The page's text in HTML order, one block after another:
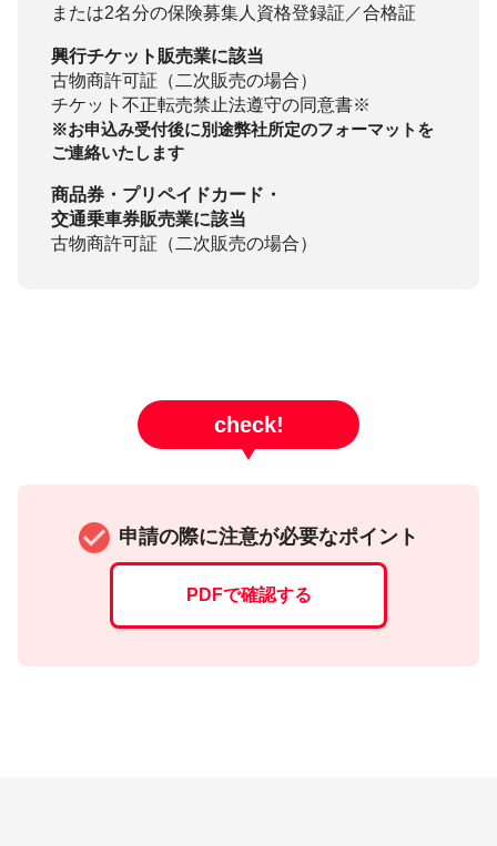
または2名分の保険募集人資格登録証／合格証
興行チケット販売業に該当
古物商許可証（二次販売の場合）
チケット不正転売禁止法遵守の同意書※
※お申込み受付後に別途弊社所定のフォーマットを
ご連絡いたします
商品券・プリペイドカード・
交通乗車券販売業に該当
古物商許可証（二次販売の場合）
check!
申請の際に注意が必要なポイント
PDFで確認する